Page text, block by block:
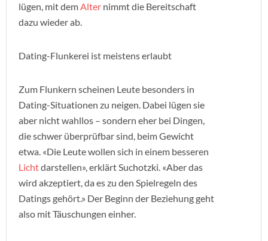
lügen, mit demAlter nimmt die Bereitschaft
dazu wieder ab.
Dating-Flunkerei ist meistens erlaubt
Zum Flunkern scheinen Leute besonders in
Dating-Situationen zu neigen. Dabei lügen sie
aber nicht wahllos – sondern eher bei Dingen,
die schwer überprüfbar sind, beim Gewicht
etwa. «Die Leute wollen sich in einem besseren
Lichtdarstellen», erklärt Suchotzki. «Aber das
wird akzeptiert, da es zu den Spielregeln des
Datings gehört.» Der Beginn der Beziehung geht
also mit Täuschungen einher.